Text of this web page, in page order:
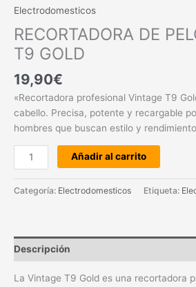
Electrodomesticos
RECORTADORA DE
T9 GOLD
19,90€
«Recortadora profesional Vintage T9
cabello. Precisa, potente y recargable
hombres que buscan estilo y
Añadir al carrito
Categoría: Electrodomesticos Etiqueta:
Descripción
La Vintage T9 Gold es una recortadora